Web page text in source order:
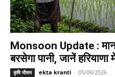
Monsoon Update :
बरसेगा पानी, जानें हरियाणा
कृषि मौसम ekta kranti - 05/06/2026